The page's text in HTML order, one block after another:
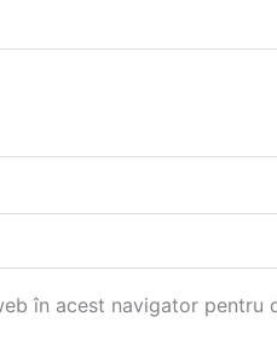
în acest navigator